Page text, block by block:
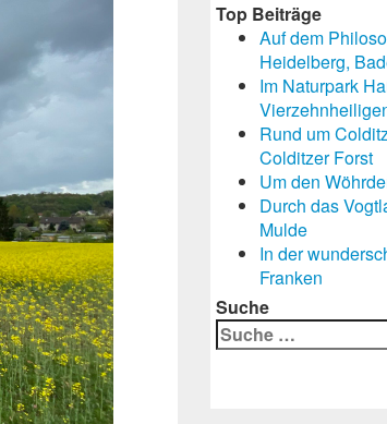
Top Beiträge
Auf dem
Heidelberg,
Im Naturpark
Rund um
Colditzer Forst
Um den
Durch das
Mulde
In der
Franken
Suche